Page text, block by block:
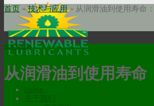
首页 »技术与应用» 从润滑油到使用寿命
技术与应用
从润滑油到使用寿